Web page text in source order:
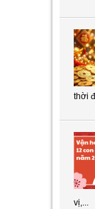
thời
vị,...